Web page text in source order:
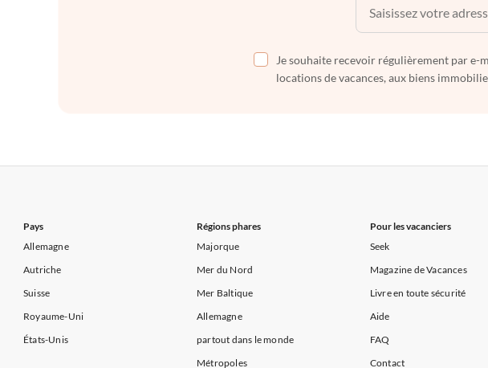
Je souhaite recevoir régulièrement par e-
locations de vacances, aux biens
Pays
Allemagne
Autriche
Suisse
Royaume-Uni
États-Unis
Régions phares
Majorque
Mer du Nord
Mer Baltique
Allemagne
partout dans le monde
Métropoles
Pour les vacanciers
Seek
Magazine de Vacances
Livre en toute sécurité
Aide
FAQ
Contact